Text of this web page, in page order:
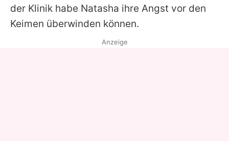
der Klinik habe Natasha ihre Angst vor den
Keimen überwinden können.
Anzeige